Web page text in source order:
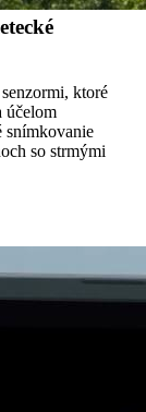
ktoré
účelom
snímkovanie
so strmými